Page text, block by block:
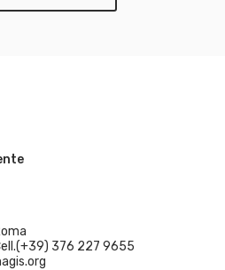
376 227 9655